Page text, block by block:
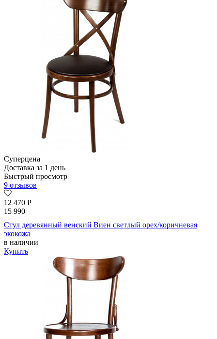
Суперцена
Доставка за 1 день
Быстрый просмотр
9 отзывов
12 470 Р
15 990
Стул деревянный венский Виен светлый орех/коричневая
экокожа
в наличии
Купить